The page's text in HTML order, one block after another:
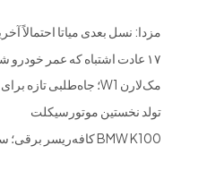
مزدا: نسل بعدی میاتا احتمالاً
۱۷ عادت اشتباه که عمر خودرو شما را کوتاه می‌کند
مک‌لارن W1؛ جاه‌طلبی تازه برای رسیدن به اوج
تولد نخستین موتورسیکلت
BMW K100 کافه‌ریسر برقی؛ سکوتی که غافلگیرتان می‌کند